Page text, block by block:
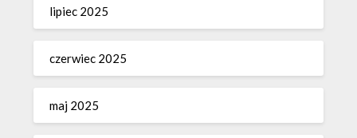
lipiec 2025
czerwiec 2025
maj 2025